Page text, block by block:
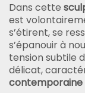
Dans cette
est
s’étirent, se
s’épanouir à
tension subtile
délicat,
contemporaine